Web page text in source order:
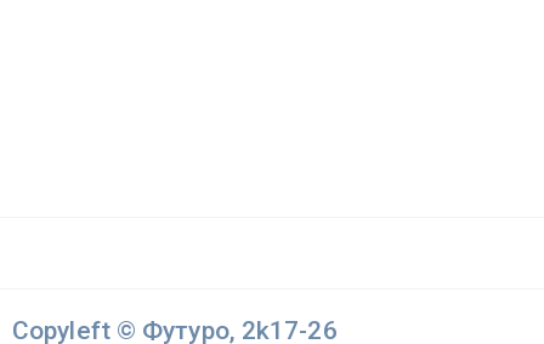
Copyleft © Футуро, 2k17-26